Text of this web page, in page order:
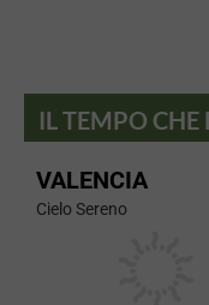
IL TEMPO CHE
VALENCIA
Cielo Sereno